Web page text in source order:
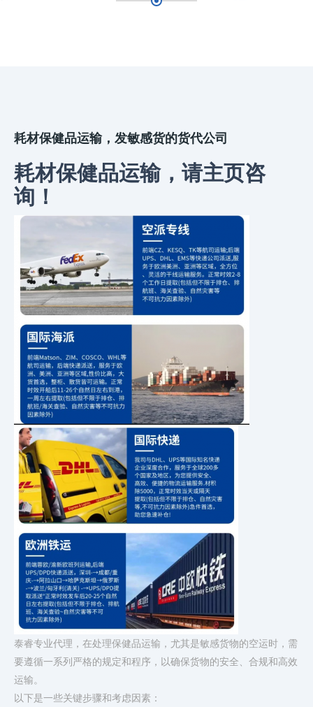
耗材保健品运输，发敏感货的货代公司
耗材保健品运输，请主页咨
询！
泰睿专业代理，在处理保健品运输，尤其是敏感货物的空运时，需
要遵循一系列严格的规定和程序，以确保货物的安全、合规和高效
运输。
以下是一些关键步骤和考虑因素：